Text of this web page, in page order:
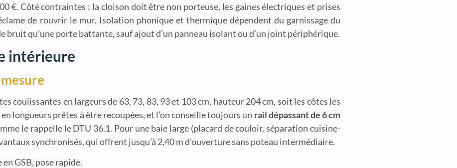
€. Côté contraintes : la cloison doit être non porteuse, les gaines électriques et prises
de rouvrir le mur. Isolation phonique et thermique dépendent du garnissage du
bruit qu’une porte battante, sauf ajout d’un panneau isolant ou d’un joint périphérique.
intérieure
coulissantes en largeurs de 63, 73, 83, 93 et 103 cm, hauteur 204 cm, soit les côtes les
longueurs prêtes à être recoupées, et l’on conseille toujours un rail dépassant de 6 cm
le rappelle le DTU 36.1. Pour une baie large (placard de couloir, séparation cuisine-
synchronisés, qui offrent jusqu’à 2,40 m d’ouverture sans poteau intermédiaire.
GSB, pose rapide.